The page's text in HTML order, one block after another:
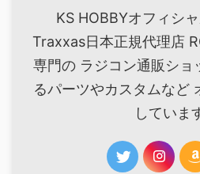
KS HOBBYオフィシャ
Traxxas日本正規代理店
専門の ラジコン通販ショ
るパーツやカスタムなど
していま